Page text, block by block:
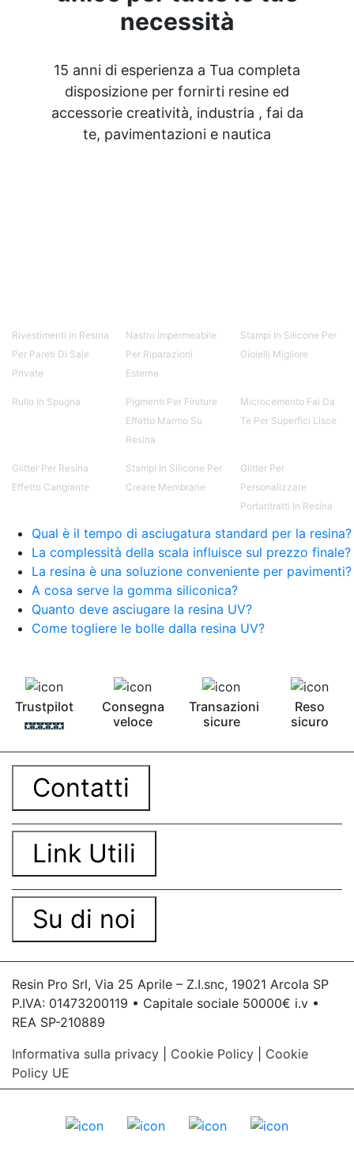
necessità
15 anni di esperienza a Tua completa
disposizione per fornirti resine ed
accessorie creatività, industria , fai da
te, pavimentazioni e nautica
Rivestimenti In Resina
Per Pareti Di Sale
Private
Nastro Impermeabile
Per Riparazioni
Esterne
Stampi In Silicone Per
Gioielli Migliore
Rullo In Spugna
Pigmenti Per Finiture
Effetto Marmo Su
Resina
Microcemento Fai Da
Te Per Superfici Lisce
Glitter Per Resina
Effetto Cangiante
Stampi In Silicone Per
Creare Membrane
Glitter Per
Personalizzare
Portaritratti In Resina
Qual è il tempo di asciugatura standard per la resina?
La complessità della scala influisce sul prezzo finale?
La resina è una soluzione conveniente per pavimenti?
A cosa serve la gomma siliconica?
Quanto deve asciugare la resina UV?
Come togliere le bolle dalla resina UV?
Trustpilot
Consegna
veloce
Transazioni
sicure
Reso
sicuro
Contatti
Link Utili
Su di noi
Resin Pro Srl, Via 25 Aprile – Z.I.snc, 19021 Arcola SP
P.IVA: 01473200119 • Capitale sociale 50000€ i.v •
REA SP-210889
Informativa sulla privacy
Cookie Policy
Cookie
Policy UE